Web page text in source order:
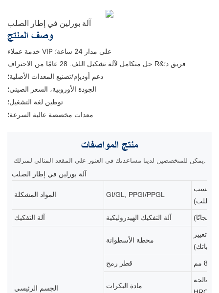
آلة بورلين في إطار الصلب
وصف المنتج
خدمة عملاء VIP على مدار 24 ساعة؛
حل متكامل لآلة تشكيل اللف. 28 عامًا من الاحتراف R&فريق د؛
دعم أوديإم/تصنيع المعدات الأصلية؛
الجودة الأوروبية، السعر الصيني؛
توطين لغة التشغيل؛
معدات مخصصة عالية السرعة؛
منتج المواصفات
آلة بورلين في إطار الصلب
المواد المشكلة GI/GL, PPGI/PPGL
(حسب
الطلب)
آلة التفكيك آلة التفكيك الهيدروليكية مجانًا)
الجسم الرئيسي
محطة الأسطوانة
من وحدات تغيير
قطر رمح
مادة البكرات
معالجة GCr15 Wuxi تقسية الحدادة + الخراطة الخشنة + معالجة التبريد